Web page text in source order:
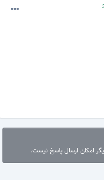
امکان ارسال پاسخ نیست.